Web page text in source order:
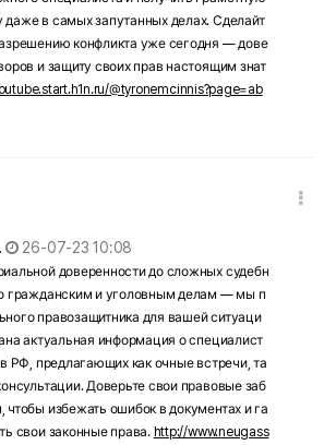
в самых запутанных делах. Сделайт
конфликта уже сегодня — дове
и защиту своих прав настоящим знат
@tyronemcinnis?page=ab
26-07-23 10:08
доверенности до сложных судебн
гражданским и уголовным делам — мы п
правозащитника для вашей ситуаци
актуальная информация о специалист
РФ, предлагающих как очные встречи, та
Доверьте свои правовые заб
избежать ошибок в документах и га
свои законные права. http://www.neugass